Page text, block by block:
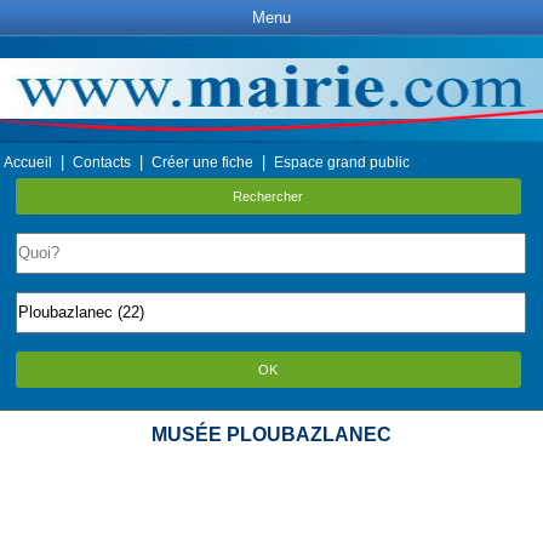
Menu
Accueil Contacts Créer une fiche Espace grand public
Rechercher
OK
MUSÉE PLOUBAZLANEC